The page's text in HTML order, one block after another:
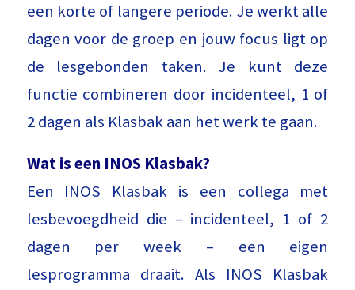
een korte of langere periode. Je werkt alle
dagen voor de groep en jouw focus ligt op
de lesgebonden taken. Je kunt deze
functie combineren door incidenteel, 1 of
2 dagen als Klasbak aan het werk te gaan.
Wat is een INOS Klasbak?
Een INOS Klasbak is een collega met
lesbevoegdheid die – incidenteel, 1 of 2
dagen per week – een eigen
lesprogramma draait. Als INOS Klasbak